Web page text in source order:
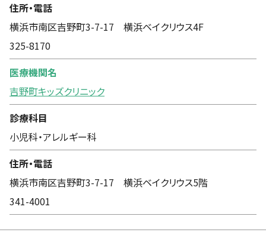
住所・電話
横浜市南区吉野町3-7-17 横浜ベイクリウス4F
325-8170
医療機関名
吉野町キッズクリニック
診療科目
小児科・アレルギー科
住所・電話
横浜市南区吉野町3-7-17 横浜ベイクリウス5階
341-4001